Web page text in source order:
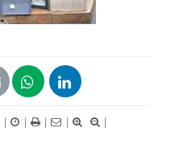
| | | |
|